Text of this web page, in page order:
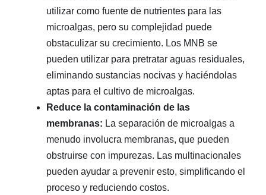
utilizar como fuente de nutrientes para las
microalgas, pero su complejidad puede
obstaculizar su crecimiento. Los MNB se
pueden utilizar para pretratar aguas residuales,
eliminando sustancias nocivas y haciéndolas
aptas para el cultivo de microalgas.
Reduce la contaminación de las
membranas: La separación de microalgas a
menudo involucra membranas, que pueden
obstruirse con impurezas. Las multinacionales
pueden ayudar a prevenir esto, simplificando el
proceso y reduciendo costos.